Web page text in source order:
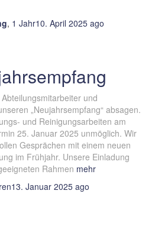
, 1 Jahr10. April 2025 ago
und
„Neujahrsempfang“ absagen.
und Reinigungsarbeiten am
25. Januar 2025 unmöglich. Wir
Gesprächen mit einem neuen
im Frühjahr. Unsere Einladung
Rahmen mehr
13. Januar 2025 ago